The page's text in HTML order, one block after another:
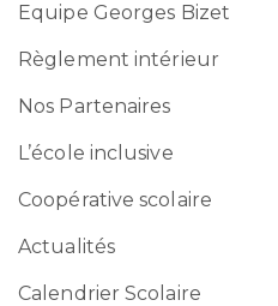
Equipe Georges Bizet
Règlement intérieur
Nos Partenaires
L’école inclusive
Coopérative scolaire
Actualités
Calendrier Scolaire